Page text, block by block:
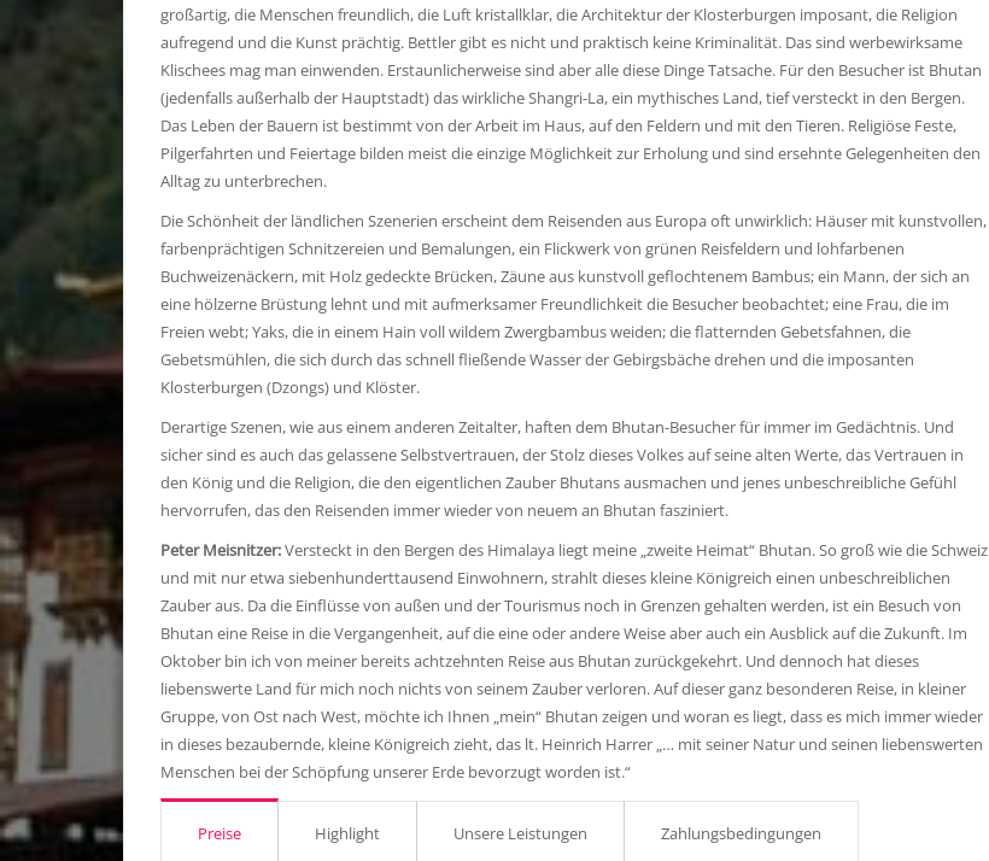
großartig, die Menschen freundlich, die Luft kristallklar, die Architektur der Klosterburgen imposant, die Religion
aufregend und die Kunst prächtig. Bettler gibt es nicht und praktisch keine Kriminalität. Das sind werbewirksame
Klischees mag man einwenden. Erstaunlicherweise sind aber alle diese Dinge Tatsache. Für den Besucher ist Bhutan
(jedenfalls außerhalb der Hauptstadt) das wirkliche Shangri-La, ein mythisches Land, tief versteckt in den Bergen.
Das Leben der Bauern ist bestimmt von der Arbeit im Haus, auf den Feldern und mit den Tieren. Religiöse Feste,
Pilgerfahrten und Feiertage bilden meist die einzige Möglichkeit zur Erholung und sind ersehnte Gelegenheiten den
Alltag zu unterbrechen.
Die Schönheit der ländlichen Szenerien erscheint dem Reisenden aus Europa oft unwirklich: Häuser mit kunstvollen,
farbenprächtigen Schnitzereien und Bemalungen, ein Flickwerk von grünen Reisfeldern und lohfarbenen
Buchweizenäckern, mit Holz gedeckte Brücken, Zäune aus kunstvoll geflochtenem Bambus; ein Mann, der sich an
eine hölzerne Brüstung lehnt und mit aufmerksamer Freundlichkeit die Besucher beobachtet; eine Frau, die im
Freien webt; Yaks, die in einem Hain voll wildem Zwergbambus weiden; die flatternden Gebetsfahnen, die
Gebetsmühlen, die sich durch das schnell fließende Wasser der Gebirgsbäche drehen und die imposanten
Klosterburgen (Dzongs) und Klöster.
Derartige Szenen, wie aus einem anderen Zeitalter, haften dem Bhutan-Besucher für immer im Gedächtnis. Und
sicher sind es auch das gelassene Selbstvertrauen, der Stolz dieses Volkes auf seine alten Werte, das Vertrauen in
den König und die Religion, die den eigentlichen Zauber Bhutans ausmachen und jenes unbeschreibliche Gefühl
hervorrufen, das den Reisenden immer wieder von neuem an Bhutan fasziniert.
Peter Meisnitzer:Versteckt in den Bergen des Himalaya liegt meine „zweite Heimat“ Bhutan. So groß wie die Schweiz
und mit nur etwa siebenhunderttausend Einwohnern, strahlt dieses kleine Königreich einen unbeschreiblichen
Zauber aus. Da die Einflüsse von außen und der Tourismus noch in Grenzen gehalten werden, ist ein Besuch von
Bhutan eine Reise in die Vergangenheit, auf die eine oder andere Weise aber auch ein Ausblick auf die Zukunft. Im
Oktober bin ich von meiner bereits achtzehnten Reise aus Bhutan zurückgekehrt. Und dennoch hat dieses
liebenswerte Land für mich noch nichts von seinem Zauber verloren. Auf dieser ganz besonderen Reise, in kleiner
Gruppe, von Ost nach West, möchte ich Ihnen „mein“ Bhutan zeigen und woran es liegt, dass es mich immer wieder
in dieses bezaubernde, kleine Königreich zieht, das lt. Heinrich Harrer „… mit seiner Natur und seinen liebenswerten
Menschen bei der Schöpfung unserer Erde bevorzugt worden ist.“
Preise Highlight Unsere Leistungen Zahlungsbedingungen